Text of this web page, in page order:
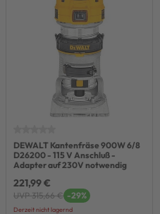
DEWALT Kantenfräse 900W 6/8
D26200 - 115 V Anschluß -
Adapter auf 230V notwendig
221,99 €
UVP 315,66 € -29%
Derzeit nicht lagernd